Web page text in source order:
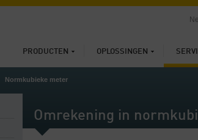
PRODUCTEN OPLOSSINGEN
Normkubieke meter
Omrekening in